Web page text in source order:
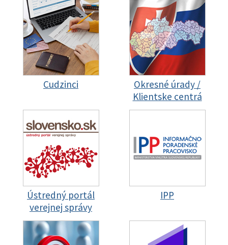
Cudzinci
Okresné úrady /
Klientske centrá
Ústredný portál
verejnej správy
IPP